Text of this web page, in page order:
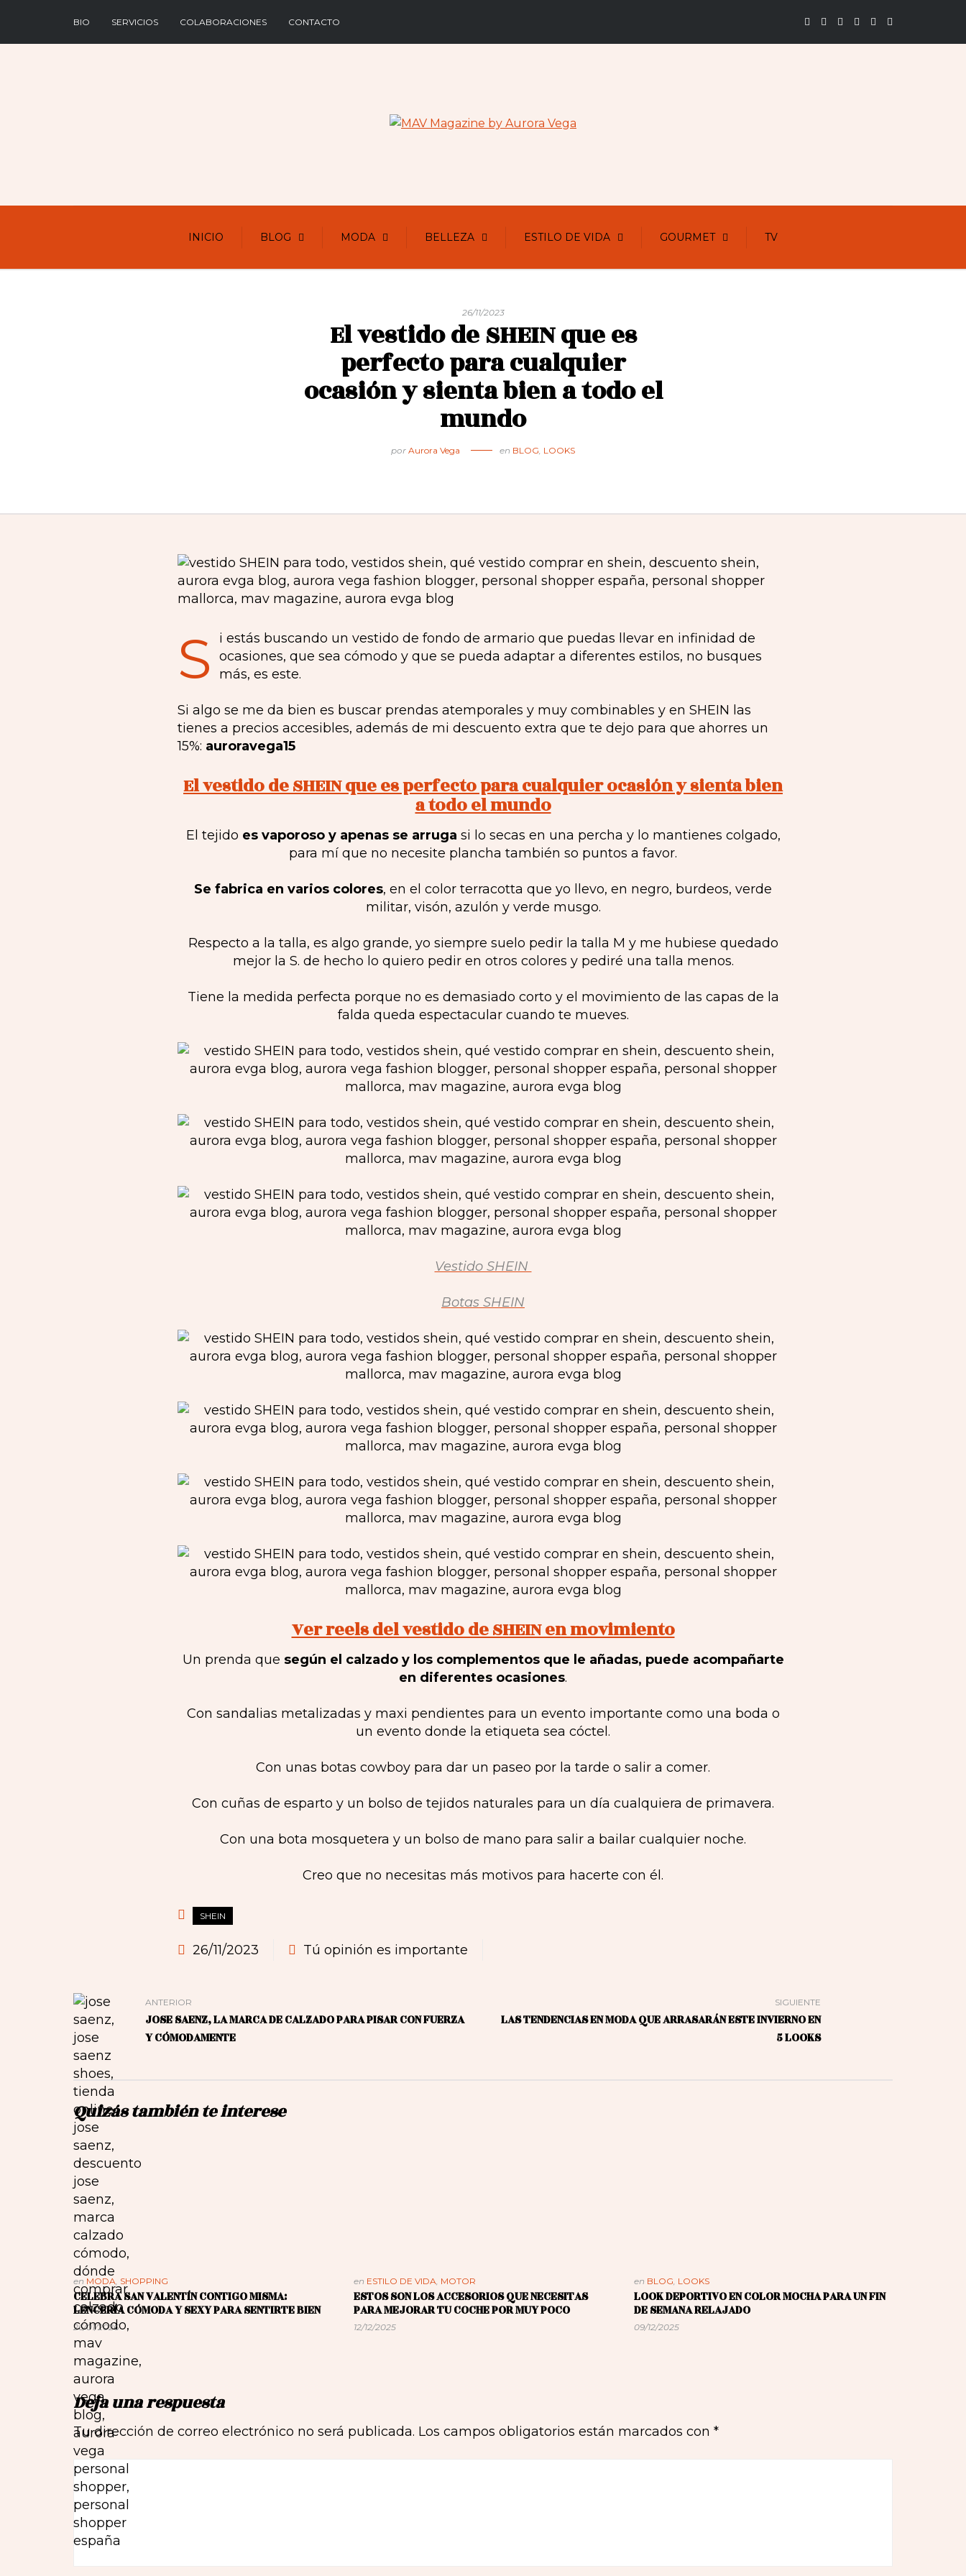
BIO SERVICIOS COLABORACIONES CONTACTO
INICIO BLOG MODA BELLEZA ESTILO DE VIDA GOURMET TV
26/11/2023
El vestido de SHEIN que es
perfecto para cualquier
ocasión y sienta bien a todo el
mundo
por Aurora Vega en BLOG, LOOKS
S
i estás buscando un vestido de fondo de armario que puedas llevar en infinidad de
ocasiones, que sea cómodo y que se pueda adaptar a diferentes estilos, no busques
más, es este.
Si algo se me da bien es buscar prendas atemporales y muy combinables y en SHEIN las
tienes a precios accesibles, además de mi descuento extra que te dejo para que ahorres un
15%: auroravega15
El vestido de SHEIN que es perfecto para cualquier ocasión y sienta bien
a todo el mundo
El tejido es vaporoso y apenas se arruga si lo secas en una percha y lo mantienes colgado,
para mí que no necesite plancha también so puntos a favor.
Se fabrica en varios colores, en el color terracotta que yo llevo, en negro, burdeos, verde
militar, visón, azulón y verde musgo.
Respecto a la talla, es algo grande, yo siempre suelo pedir la talla M y me hubiese quedado
mejor la S. de hecho lo quiero pedir en otros colores y pediré una talla menos.
Tiene la medida perfecta porque no es demasiado corto y el movimiento de las capas de la
falda queda espectacular cuando te mueves.
Vestido SHEIN
Botas SHEIN
Ver reels del vestido de SHEIN en movimiento
Un prenda que según el calzado y los complementos que le añadas, puede acompañarte
en diferentes ocasiones.
Con sandalias metalizadas y maxi pendientes para un evento importante como una boda o
un evento donde la etiqueta sea cóctel.
Con unas botas cowboy para dar un paseo por la tarde o salir a comer.
Con cuñas de esparto y un bolso de tejidos naturales para un día cualquiera de primavera.
Con una bota mosquetera y un bolso de mano para salir a bailar cualquier noche.
Creo que no necesitas más motivos para hacerte con él.
SHEIN
26/11/2023 Tú opinión es importante
ANTERIOR
JOSE SAENZ, LA MARCA DE CALZADO PARA PISAR CON FUERZA
Y CÓMODAMENTE
SIGUIENTE
LAS TENDENCIAS EN MODA QUE ARRASARÁN ESTE INVIERNO EN
5 LOOKS
Quizás también te interese
en MODA, SHOPPING
CELEBRA SAN VALENTÍN CONTIGO MISMA:
LENCERÍA CÓMODA Y SEXY PARA SENTIRTE BIEN
26/01/2026
en ESTILO DE VIDA, MOTOR
ESTOS SON LOS ACCESORIOS QUE NECESITAS
PARA MEJORAR TU COCHE POR MUY POCO
12/12/2025
en BLOG, LOOKS
LOOK DEPORTIVO EN COLOR MOCHA PARA UN FIN
DE SEMANA RELAJADO
09/12/2025
Deja una respuesta
Tu dirección de correo electrónico no será publicada. Los campos obligatorios están marcados con *